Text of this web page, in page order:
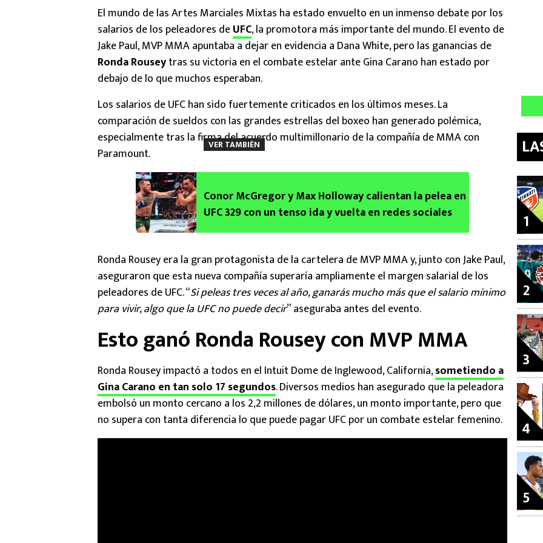
El mundo de las Artes Marciales Mixtas ha estado envuelto en un inmenso debate por los
salarios de los peleadores deUFC, la promotora más importante del mundo. El evento de
Jake Paul, MVP MMA apuntaba a dejar en evidencia a Dana White, pero las ganancias de
Ronda Rouseytras su victoria en el combate estelar ante Gina Carano han estado por
debajo de lo que muchos esperaban.
Los salarios de UFC han sido fuertemente criticados en los últimos meses. La
comparación de sueldos con las grandes estrellas del boxeo han generado polémica,
especialmente tras la firma del acuerdo multimillonario de la compañía de MMA con
Paramount.
VER TAMBIÉN
Conor McGregor y Max Holloway calientan la pelea en
UFC 329 con un tenso ida y vuelta en redes sociales
Ronda Rousey era la gran protagonista de la cartelera de MVP MMA y, junto con Jake Paul,
aseguraron que esta nueva compañía superaría ampliamente el margen salarial de los
peleadores de UFC. “Si peleas tres veces al año, ganarás mucho más que el salario mínimo
para vivir, algo que la UFC no puede decir” aseguraba antes del evento.
Esto ganó Ronda Rousey con MVP MMA
Ronda Rousey impactó a todos en el Intuit Dome de Inglewood, California,sometiendo a
Gina Carano en tan solo 17 segundos. Diversos medios han asegurado que la peleadora
embolsó un monto cercano a los 2,2 millones de dólares, un monto importante, pero que
no supera con tanta diferencia lo que puede pagar UFC por un combate estelar femenino.
1
2
3
4
5